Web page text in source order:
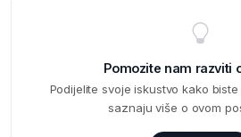
Pomozite nam razviti
Podijelite svoje iskustvo kako
saznaju više o ovom